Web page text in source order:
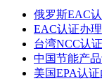
俄罗斯EAC
EAC认证办
台湾NCC认
中国节能产
美国EPA认